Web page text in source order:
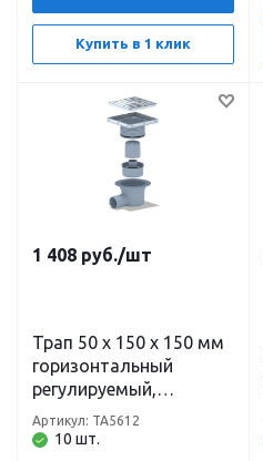
Купить в 1 клик
1 408 руб./шт
Трап 50 х 150 х 150 мм
горизонтальный
регулируемый,
гидрозатвор, решетка
нержавеющая сталь
10 шт.
Артикул: ТА5612